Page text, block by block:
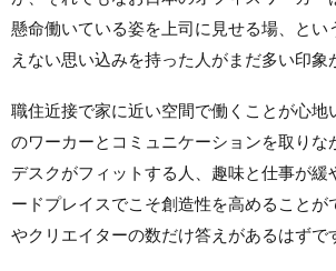
懸命働いている姿を上司に見せる場、とい
えない思い込みを持った人がまだ多い印象
職住近接で家に近い空間で働くことが心地
のワーカーとコミュニケーションを取りな
デスクがフィットする人、趣味と仕事が緩
ードプレイスでこそ創造性を高めることが
やクリエイターの数だけ答えがあるはずで